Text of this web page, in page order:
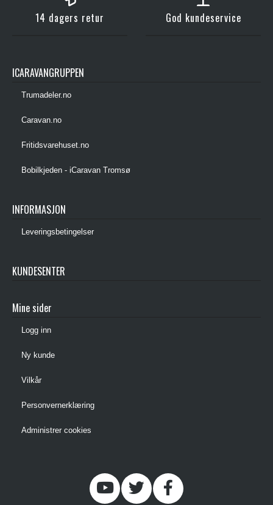
14 dagers retur God kundeservice
ICARAVANGRUPPEN
Trumadeler.no
Caravan.no
Fritidsvarehuset.no
Bobilkjeden - iCaravan Tromsø
INFORMASJON
Leveringsbetingelser
KUNDESENTER
Mine sider
Logg inn
Ny kunde
Vilkår
Personvernerklæring
Administrer cookies